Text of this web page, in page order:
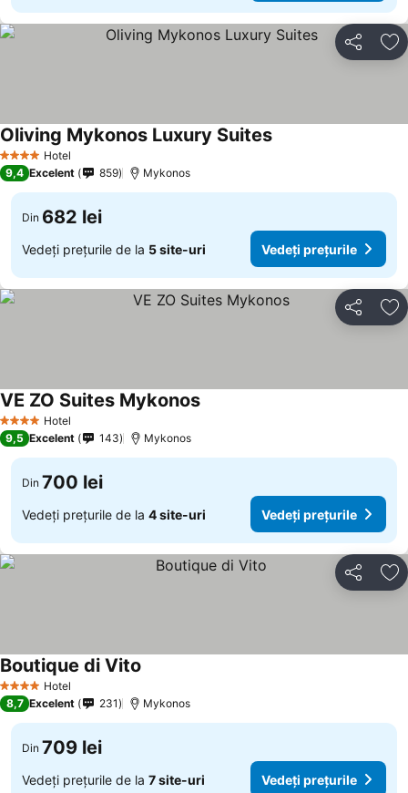
Distribuiți
4 Stele Hotel
Oliving Mykonos Luxury Suites
9,4 Excelent 859 Mykonos
Din 682 lei
Vedeți prețurile de la 5 site-uri Vedeți prețurile
Distribuiți
4 Stele Hotel
VE ZO Suites Mykonos
9,5 Excelent 143 Mykonos
Din 700 lei
Vedeți prețurile de la 4 site-uri Vedeți prețurile
Distribuiți
4 Stele Hotel
Boutique di Vito
8,7 Excelent 231 Mykonos
Din 709 lei
Vedeți prețurile de la 7 site-uri Vedeți prețurile